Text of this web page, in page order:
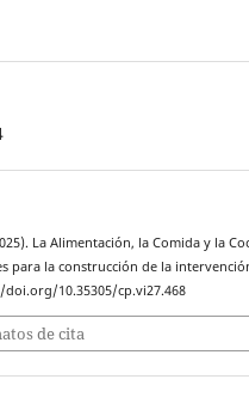
La Alimentación, la Comida y la
para la construcción de la
doi.org/10.35305/cp.vi27.468
de cita